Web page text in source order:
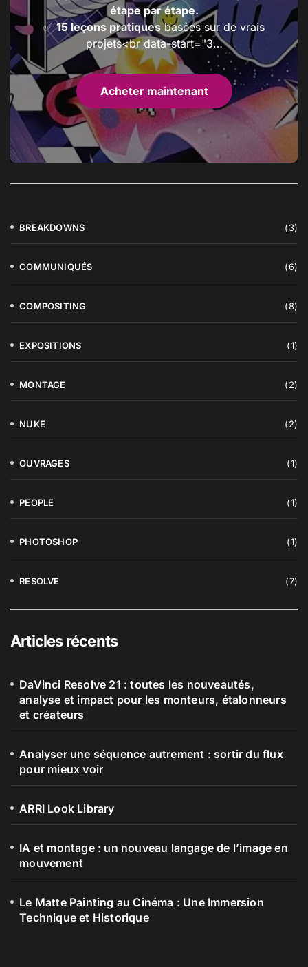
étape par étape.
✅15 leçons pratiquesbasées sur de vrais
projets<br data-start="3…
Acheter maintenant
BREAKDOWNS (3)
COMMUNIQUÉS (6)
COMPOSITING (8)
EXPOSITIONS (1)
MONTAGE (2)
NUKE (2)
OUVRAGES (1)
PEOPLE (1)
PHOTOSHOP (1)
RESOLVE (7)
Articles récents
DaVinci Resolve 21 : toutes les nouveautés,
analyse et impact pour les monteurs, étalonneurs
et créateurs
Analyser une séquence autrement : sortir du flux
pour mieux voir
ARRI Look Library
IA et montage : un nouveau langage de l’image en
mouvement
Le Matte Painting au Cinéma : Une Immersion
Technique et Historique